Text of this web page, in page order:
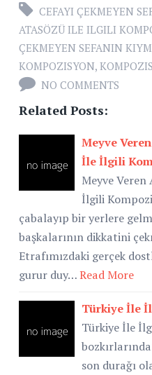
CEFAYI ÇEKMEYEN
ATASÖZÜ ILE ILGILI
ÇEKMEYEN SEFANIN
KOMPOZISYON,
NO COMMENTS
Related Posts:
Meyve
İle İlgili
Meyve
İlgili
çabalayıp bir yerlere
başkalarının dikkatini
Etrafımızdaki gerçek
gurur duy…Read More
Türkiye İle
Türkiye İle
son durağı